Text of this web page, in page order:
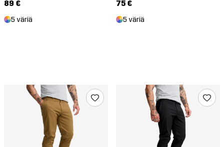
89 €
5 väriä
75 €
5 väriä